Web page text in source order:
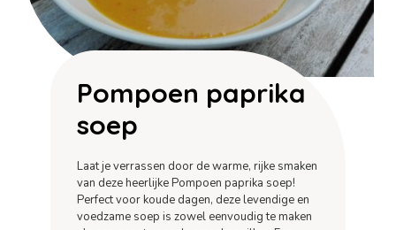
Pompoen paprika
soep
Laat je verrassen door de warme, rijke smaken
van deze heerlijke Pompoen paprika soep!
Perfect voor koude dagen, deze levendige en
voedzame soep is zowel eenvoudig te maken